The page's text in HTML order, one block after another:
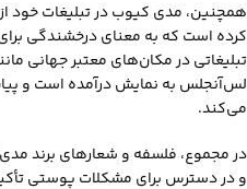
همچنین، مدی‌ کیوب در تبلیغات خود
کرده است که به معنای درخشندگی
تبلیغاتی در مکان‌های معتبر جهانی
لس‌آنجلس به نمایش درآمده است و
می‌کند.
در مجموع، فلسفه و شعارهای برند
و در دسترس برای مشکلات پوستی